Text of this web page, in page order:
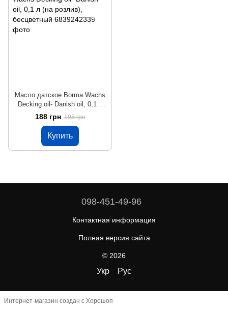
Масло датское Borma Wachs
Decking oil- Danish oil, 0,1 л
(на розлив), бесцветный
188 грн 198 грн
Купить
098-451-49-96
Контактная информация
Полная версия сайта
© 2026
Укр Рус
Интернет-магазин создан с Хорошоп